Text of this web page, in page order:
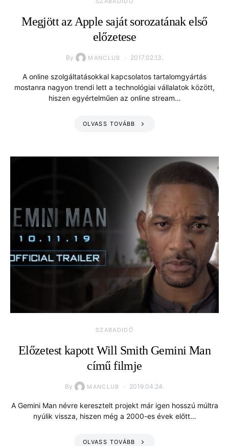
Megjött az Apple saját sorozatának első
előzetese
By MANCLUB 2017.02.13.
A online szolgáltatásokkal kapcsolatos tartalomgyártás
mostanra nagyon trendi lett a technológiai vállalatok között,
hiszen egyértelműen az online stream…
OLVASS TOVÁBB
SZABADIDŐ
Előzetest kapott Will Smith Gemini Man
című filmje
By MANCLUB 2019.04.24.
A Gemini Man névre keresztelt projekt már igen hosszú múltra
nyúlik vissza, hiszen még a 2000-es évek előtt…
OLVASS TOVÁBB